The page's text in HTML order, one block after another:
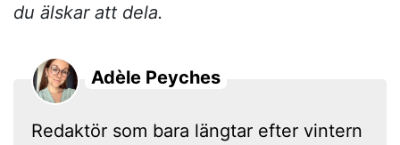
du älskar att dela.
Adèle Peyches
Redaktör som bara längtar efter vintern